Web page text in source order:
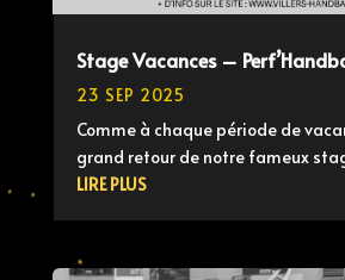
Stage Vacances –
23 SEP 2025
Comme à chaque période de
grand retour de notre fameux
LIRE PLUS